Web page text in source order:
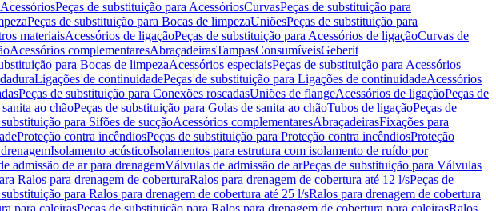
AcessóriosPeças de substituição para AcessóriosCurvasPeças de substituição para
Peças de substituição para Bocas de limpezaUniõesPeças de substituição para
materiaisAcessórios de ligaçãoPeças de substituição para Acessórios de ligaçãoCurvas de
Acessórios complementaresAbraçadeirasTampasConsumíveisGeberit
para Bocas de limpezaAcessórios especiaisPeças de substituição para Acessórios
Ligações de continuidadePeças de substituição para Ligações de continuidadeAcessórios
Peças de substituição para Conexões roscadasUniões de flangeAcessórios de ligaçãoPeças de
ao chãoPeças de substituição para Golas de sanita ao chãoTubos de ligaçãoPeças de
substituição para Sifões de sucçãoAcessórios complementaresAbraçadeirasFixações para
Proteção contra incêndiosPeças de substituição para Proteção contra incêndiosProteção
Isolamento acústicoIsolamentos para estrutura com isolamento de ruído por
admissão de ar para drenagemVálvulas de admissão de arPeças de substituição para Válvulas
Ralos para drenagem de coberturaRalos para drenagem de cobertura até 12 l/sPeças de
substituição para Ralos para drenagem de cobertura até 25 l/sRalos para drenagem de cobertura
para caleirasPeças de substituição para Ralos para drenagem de cobertura para caleirasRalos